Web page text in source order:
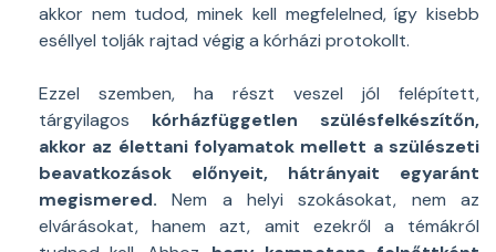
akkor nem tudod, minek kell megfelelned, így kisebb
eséllyel tolják rajtad végig a kórházi protokollt.
Ezzel szemben, ha részt veszel jól felépített,
tárgyilagos kórházfüggetlen szülésfelkészítőn,
akkor az élettani folyamatok mellett a szülészeti
beavatkozások előnyeit, hátrányait egyaránt
megismered. Nem a helyi szokásokat, nem az
elvárásokat, hanem azt, amit ezekről a témákról